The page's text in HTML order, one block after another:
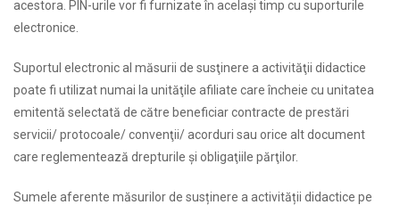
acestora. PIN-urile vor fi furnizate în același timp cu suporturile
electronice.
Suportul electronic al măsurii de susţinere a activităţii didactice
poate fi utilizat numai la unităţile afiliate care încheie cu unitatea
emitentă selectată de către beneficiar contracte de prestări
servicii/ protocoale/ convenţii/ acorduri sau orice alt document
care reglementează drepturile şi obligaţiile părţilor.
Sumele aferente măsurilor de susținere a activității didactice pe